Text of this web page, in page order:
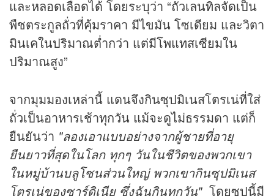
และหลอดเลือดได้ โดยระบุว่า “ถั่วเลนทิลจัดเป็น
พืชตระกูลถั่วที่คุ้มราคา มีไขมัน โซเดียม และวิตา
มินเคในปริมาณต่ำกว่า แต่มีโพแทสเซียมใน
ปริมาณสูง”
จากมุมมองเหล่านี้ แดนจึงกินซุปมิเนสโตรเน่ที่ใส่
ถั่วเป็นอาหารเช้าทุกวัน แม้จะดูไม่ธรรมดา แต่ก็
ยืนยันว่า "ลองเอาแบบอย่างจากผู้ชายที่อายุ
ยืนยาวที่สุดในโลก ทุกๆ วันในชีวิตของพวกเขา
ในหมู่บ้านบลูโซนส่วนใหญ่ พวกเขากินซุปมิเนส
โตรเน่ของซาร์ดิเนีย ซึ่งฉันกินทุกวัน"โดยซุปนี้มี